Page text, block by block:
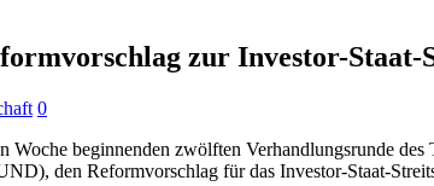
zur Investor-Staat-
0
Woche beginnenden zwölften Verhandlungsrunde
den Reformvorschlag für das Investor-Staat-